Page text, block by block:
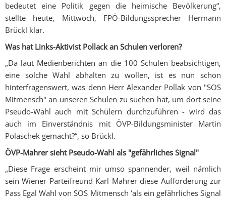
bedeutet eine Politik gegen die heimische Bevölkerung“,
stellte heute, Mittwoch, FPÖ-Bildungssprecher Hermann
Brückl klar.
Was hat Links-Aktivist Pollack an Schulen verloren?
„Da laut Medienberichten an die 100 Schulen beabsichtigen,
eine solche Wahl abhalten zu wollen, ist es nun schon
hinterfragenswert, was denn Herr Alexander Pollak von "SOS
Mitmensch" an unseren Schulen zu suchen hat, um dort seine
Pseudo-Wahl auch mit Schülern durchzuführen - wird das
auch im Einverständnis mit ÖVP-Bildungsminister Martin
Polaschek gemacht?“, so Brückl.
ÖVP-Mahrer sieht Pseudo-Wahl als "gefährliches Signal"
„Diese Frage erscheint mir umso spannender, weil nämlich
sein Wiener Parteifreund Karl Mahrer diese Aufforderung zur
Pass Egal Wahl von SOS Mitmensch ‘als ein gefährliches Signal